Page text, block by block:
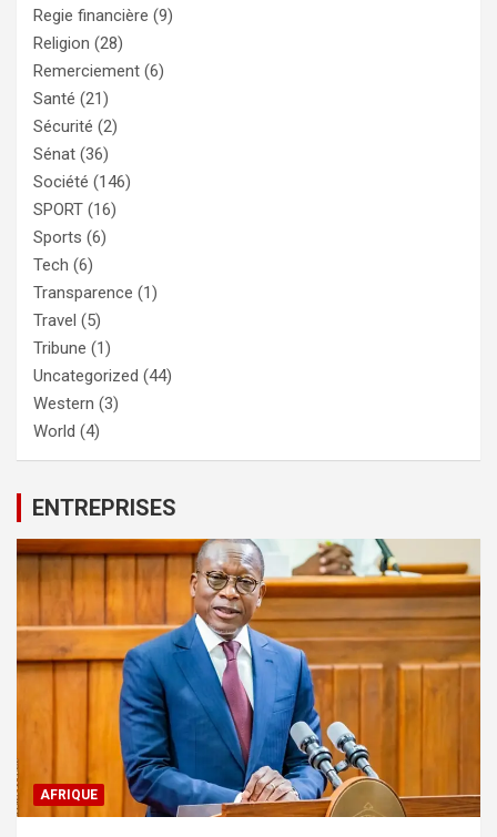
Regie financière (9)
Religion (28)
Remerciement (6)
Santé (21)
Sécurité (2)
Sénat (36)
Société (146)
SPORT (16)
Sports (6)
Tech (6)
Transparence (1)
Travel (5)
Tribune (1)
Uncategorized (44)
Western (3)
World (4)
ENTREPRISES
AFRIQUE